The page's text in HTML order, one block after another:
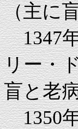
（主に
1347年
リー・
盲と老
1350年